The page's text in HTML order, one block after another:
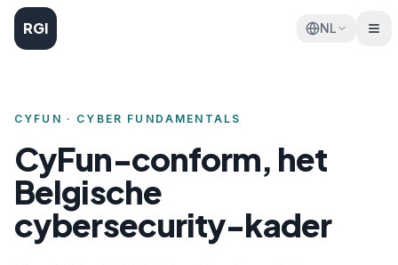
RGI NL
CYFUN · CYBER FUNDAMENTALS
CyFun-conform, het
Belgische
cybersecurity-kader